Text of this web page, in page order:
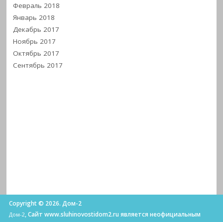
Февраль 2018
Январь 2018
Декабрь 2017
Ноябрь 2017
Октябрь 2017
Сентябрь 2017
Copyright © 2026. Дом-2
Дом-2, Сайт www.sluhinovostidom2.ru является неофициальным